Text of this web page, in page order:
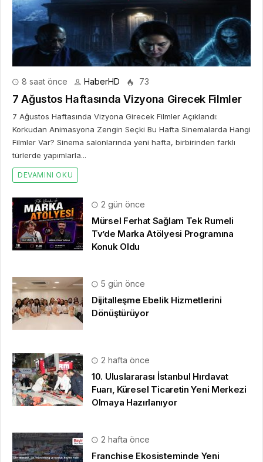
8 saat önce HaberHD 73
7 Ağustos Haftasında Vizyona Girecek Filmler
7 Ağustos Haftasında Vizyona Girecek Filmler Açıklandı:
Korkudan Animasyona Zengin Seçki Bu Hafta Sinemalarda Hangi
Filmler Var? Sinema salonlarında yeni hafta, birbirinden farklı
türlerde yapımlarla...
DEVAMINI OKU
2 gün önce
Mürsel Ferhat Sağlam Tek Rumeli
Tv’de Marka Atölyesi Programına
Konuk Oldu
5 gün önce
Dijitalleşme Ebelik Hizmetlerini
Dönüştürüyor
2 hafta önce
10. Uluslararası İstanbul Hırdavat
Fuarı, Küresel Ticaretin Yeni Merkezi
Olmaya Hazırlanıyor
2 hafta önce
Franchise Ekosisteminde Yeni